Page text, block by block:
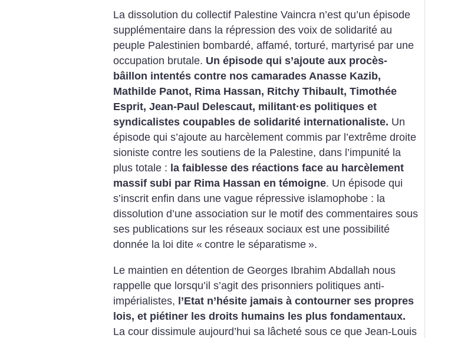
La dissolution du collectif Palestine Vaincra n’est qu’un épisode
supplémentaire dans la répression des voix de solidarité au
peuple Palestinien bombardé, affamé, torturé, martyrisé par une
occupation brutale. Un épisode qui s’ajoute aux procès-
bâillon intentés contre nos camarades Anasse Kazib,
Mathilde Panot, Rima Hassan, Ritchy Thibault, Timothée
Esprit, Jean-Paul Delescaut, militant·es politiques et
syndicalistes coupables de solidarité internationaliste. Un
épisode qui s’ajoute au harcèlement commis par l’extrême droite
sioniste contre les soutiens de la Palestine, dans l’impunité la
plus totale : la faiblesse des réactions face au harcèlement
massif subi par Rima Hassan en témoigne. Un épisode qui
s’inscrit enfin dans une vague répressive islamophobe : la
dissolution d’une association sur le motif des commentaires sous
ses publications sur les réseaux sociaux est une possibilité
donnée la loi dite « contre le séparatisme ».
Le maintien en détention de Georges Ibrahim Abdallah nous
rappelle que lorsqu’il s’agit des prisonniers politiques anti-
impérialistes, l’Etat n’hésite jamais à contourner ses propres
lois, et piétiner les droits humains les plus fondamentaux.
La cour dissimule aujourd’hui sa lâcheté sous ce que Jean-Louis